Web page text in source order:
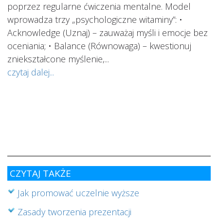
poprzez regularne ćwiczenia mentalne. Model
wprowadza trzy „psychologiczne witaminy”: •
Acknowledge (Uznaj) – zauważaj myśli i emocje bez
oceniania; • Balance (Równowaga) – kwestionuj
zniekształcone myślenie,...
czytaj dalej...
CZYTAJ TAKŻE
Jak promować uczelnie wyższe
Zasady tworzenia prezentacji